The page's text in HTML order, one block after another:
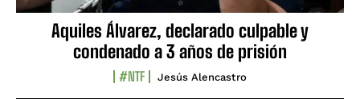
Aquiles Álvarez, declarado culpable y
condenado a 3 años de prisión
#NTF Jesús Alencastro